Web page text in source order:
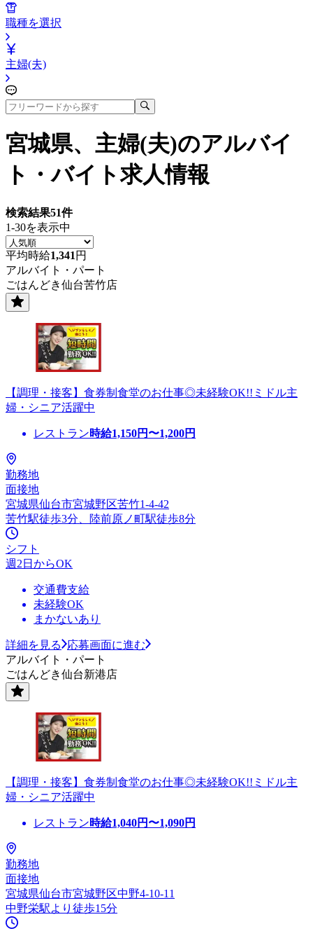
職種を選択
主婦(夫)
宮城県、主婦(夫)のアルバイ
ト・バイト求人情報
検索結果51件
1-30を表示中
平均時給1,341 円
アルバイト・パート
ごはんどき仙台苦竹店
【調理・接客】食券制食堂のお仕事◎未経験OK!!ミドル主
婦・シニア活躍中
レストラン時給1,150円〜1,200円
勤務地
面接地
宮城県仙台市宮城野区苦竹1-4-42
苦竹駅徒歩3分、陸前原ノ町駅徒歩8分
シフト
週2日からOK
交通費支給
未経験OK
まかないあり
詳細を見る
応募画面に進む
アルバイト・パート
ごはんどき仙台新港店
【調理・接客】食券制食堂のお仕事◎未経験OK!!ミドル主
婦・シニア活躍中
レストラン時給1,040円〜1,090円
勤務地
面接地
宮城県仙台市宮城野区中野4-10-11
中野栄駅より徒歩15分